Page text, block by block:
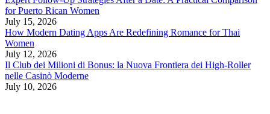
for Puerto Rican Women
July 15, 2026
How Modern Dating Apps Are Redefining Romance for Thai
Women
July 12, 2026
Il Club dei Milioni di Bonus: la Nuova Frontiera dei High‑Roller
nelle Casinò Moderne
July 10, 2026